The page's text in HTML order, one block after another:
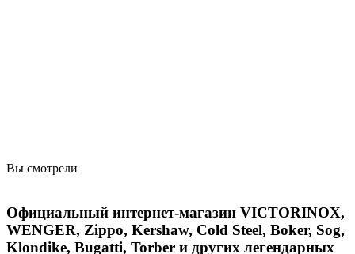
Вы смотрели
Официальный интернет-магазин VICTORINOX,
WENGER, Zippo, Kershaw, Cold Steel, Boker, Sog,
Klondike, Bugatti, Torber и других легендарных